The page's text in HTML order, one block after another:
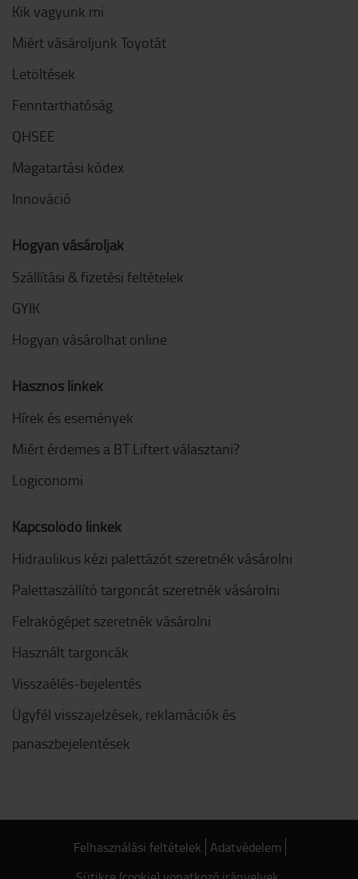
Kik vagyunk mi
Miért vásároljunk Toyotát
Letöltések
Fenntarthatóság
QHSEE
Magatartási kódex
Innováció
Hogyan vásároljak
Szállítási & fizetési feltételek
GYIK
Hogyan vásárolhat online
Hasznos linkek
Hírek és események
Miért érdemes a BT Liftert választani?
Logiconomi
Kapcsolódó linkek
Hidraulikus kézi palettázót szeretnék vásárolni
Palettaszállító targoncát szeretnék vásárolni
Felrakógépet szeretnék vásárolni
Használt targoncák
Visszaélés-bejelentés
Ügyfél visszajelzések, reklamációk és
panaszbejelentések
Felhasználási feltételek Adatvédelem